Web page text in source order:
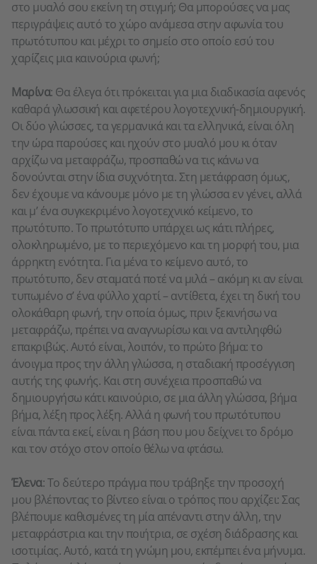
στο μυαλό σου εκείνη τη στιγμή; Θα μπορούσες να μας
περιγράψεις αυτό το χώρο ανάμεσα στην αφωνία του
πρωτότυπου και μέχρι το σημείο στο οποίο εσύ του
χαρίζεις μια καινούρια φωνή;
Μαρίνα: Θα έλεγα ότι πρόκειται για μια διαδικασία αφενός
καθαρά γλωσσική και αφετέρου λογοτεχνική-δημιουργική.
Οι δύο γλώσσες, τα γερμανικά και τα ελληνικά, είναι όλη
την ώρα παρούσες και ηχούν στο μυαλό μου κι όταν
αρχίζω να μεταφράζω, προσπαθώ να τις κάνω να
δονούνται στην ίδια συχνότητα. Στη μετάφραση όμως,
δεν έχουμε να κάνουμε μόνο με τη γλώσσα εν γένει, αλλά
και μ’ ένα συγκεκριμένο λογοτεχνικό κείμενο, το
πρωτότυπο. Το πρωτότυπο υπάρχει ως κάτι πλήρες,
ολοκληρωμένο, με το περιεχόμενο και τη μορφή του, μια
άρρηκτη ενότητα. Για μένα το κείμενο αυτό, το
πρωτότυπο, δεν σταματά ποτέ να μιλά – ακόμη κι αν είναι
τυπωμένο σ’ ένα φύλλο χαρτί – αντίθετα, έχει τη δική του
ολοκάθαρη φωνή, την οποία όμως, πριν ξεκινήσω να
μεταφράζω, πρέπει να αναγνωρίσω και να αντιληφθώ
επακριβώς. Αυτό είναι, λοιπόν, το πρώτο βήμα: το
άνοιγμα προς την άλλη γλώσσα, η σταδιακή προσέγγιση
αυτής της φωνής. Και στη συνέχεια προσπαθώ να
δημιουργήσω κάτι καινούριο, σε μια άλλη γλώσσα, βήμα
βήμα, λέξη προς λέξη. Αλλά η φωνή του πρωτότυπου
είναι πάντα εκεί, είναι η βάση που μου δείχνει το δρόμο
και τον στόχο στον οποίο θέλω να φτάσω.
Έλενα: Το δεύτερο πράγμα που τράβηξε την προσοχή
μου βλέποντας το βίντεο είναι ο τρόπος που αρχίζει: Σας
βλέπουμε καθισμένες τη μία απέναντι στην άλλη, την
μεταφράστρια και την ποιήτρια, σε σχέση διάδρασης και
ισοτιμίας. Αυτό, κατά τη γνώμη μου, εκπέμπει ένα μήνυμα.